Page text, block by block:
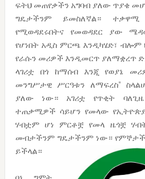
ፍትህ መጠየቃችን አግባብ ያለው ጥያቄ
ግዴታችንም ይመስለኛል። ተቃዋሚ
የሚወዳደሩበትና የመወዳደር ያው
የሆነበት አዲስ ምርጫ እንዲካሄድ፣ ብሎም
የራሱን መሪዎች እንዲመርጥ ያለማቋረጥ
ላገሪቷ በጎ ከማሰብ እንጂ የወያኔ
መንግሥታዊ ሥርዓቱን ለማፍረስ”
ያለው ነው። አገሪቷ የጥቂት
ተጠቃሚዎች ሳይሆን የመላው
ሃብቷም ሆነ ምርቶቿ የመላ ዜጎቿ
መብታችንም ግዴታችንም ነው።
ይችላል።